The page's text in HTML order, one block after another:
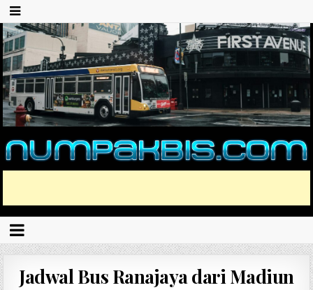
Jadwal Bus Ranajaya dari Madiun